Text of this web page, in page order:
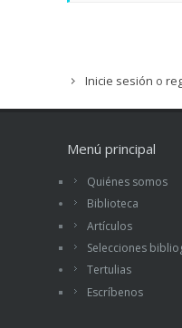
Inicie sesión o
Menú principal
Quiénes somos
Biblioteca
Artículos
Selecciones
Tertulias
Escríbenos